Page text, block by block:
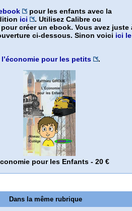
pour les enfants avec la
ici
. Utilisez Calibre ou
créer un ebook. Vous avez juste
ci-dessous. Sinon voici ici le
l’économie pour les petits .
pour les Enfants - 20 €
Dans la même rubrique